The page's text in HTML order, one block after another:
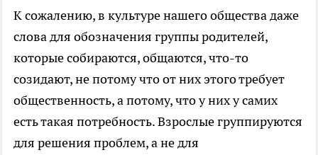
К сожалению, в культуре нашего общества даже
слова для обозначения группы родителей,
которые собираются, общаются, что-то
созидают, не потому что от них этого требует
общественность, а потому, что у них у самих
есть такая потребность. Взрослые группируются
для решения проблем, а не для